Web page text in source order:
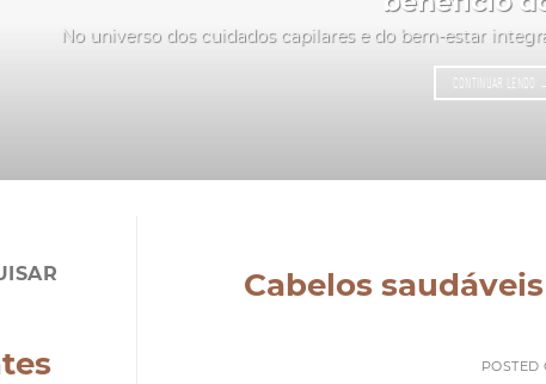
No universo dos cuidados capilares e do bem-estar
CONTINUAR LENDO
Cabelos